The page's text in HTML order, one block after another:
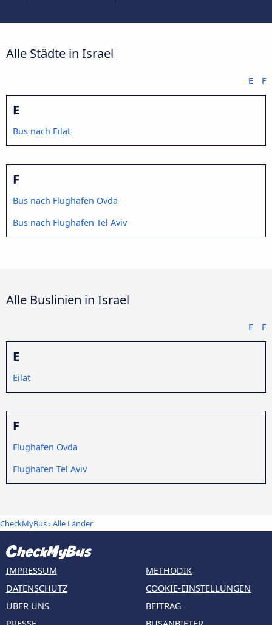
Alle Städte in Israel
E F
E
Bus nach Eilat
F
Bus nach Flughafen Ovda
Bus nach Flughafen Tel Aviv
Alle Buslinien in Israel
E F
E
Eilat
F
Flughafen Ovda
Flughafen Tel Aviv
CheckMyBus›Alle Länder
IMPRESSUM
DATENSCHUTZ
ÜBER UNS
METHODIK
COOKIE-EINSTELLUNGEN
BEITRAG